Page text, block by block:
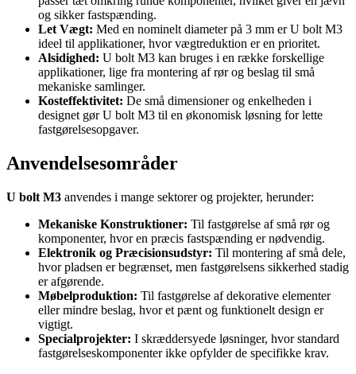
og sikker fastspænding.
Let Vægt: Med en nominelt diameter på 3 mm er U bolt M3
ideel til applikationer, hvor vægtreduktion er en prioritet.
Alsidighed: U bolt M3 kan bruges i en række forskellige
applikationer, lige fra montering af rør og beslag til små
mekaniske samlinger.
Kosteffektivitet: De små dimensioner og enkelheden i
designet gør U bolt M3 til en økonomisk løsning for lette
fastgørelsesopgaver.
Anvendelsesområder
U bolt M3 anvendes i mange sektorer og projekter, herunder:
Mekaniske Konstruktioner: Til fastgørelse af små rør og
komponenter, hvor en præcis fastspænding er nødvendig.
Elektronik og Præcisionsudstyr: Til montering af små dele,
hvor pladsen er begrænset, men fastgørelsens sikkerhed stadig
er afgørende.
Møbelproduktion: Til fastgørelse af dekorative elementer
eller mindre beslag, hvor et pænt og funktionelt design er
vigtigt.
Specialprojekter: I skræddersyede løsninger, hvor standard
fastgørelseskomponenter ikke opfylder de specifikke krav.